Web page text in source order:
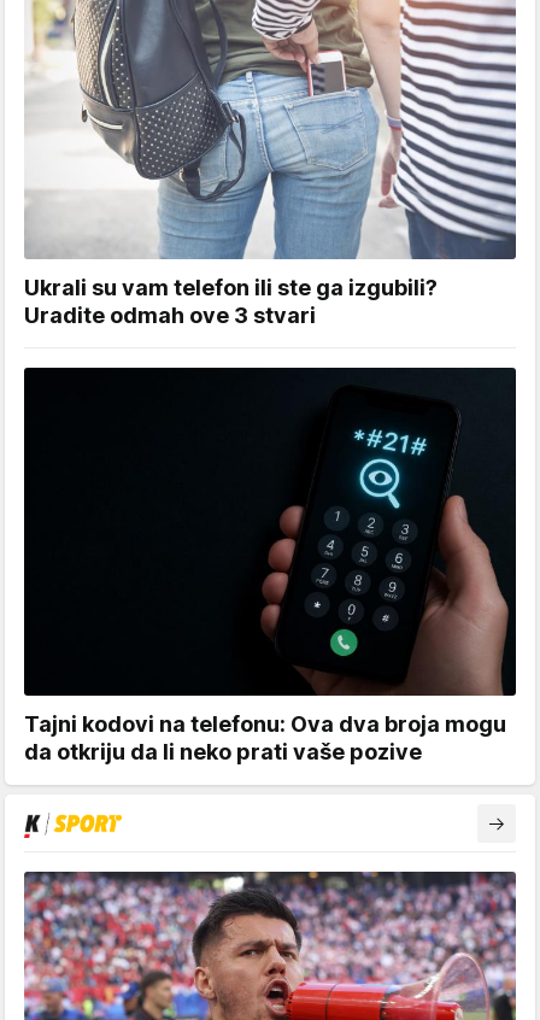
Ukrali su vam telefon ili ste ga izgubili?
Uradite odmah ove 3 stvari
Tajni kodovi na telefonu: Ova dva broja mogu
da otkriju da li neko prati vaše pozive